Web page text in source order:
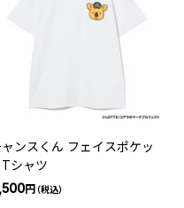
ャンスくん フェイスポケッ
Tシャツ
円（税込）